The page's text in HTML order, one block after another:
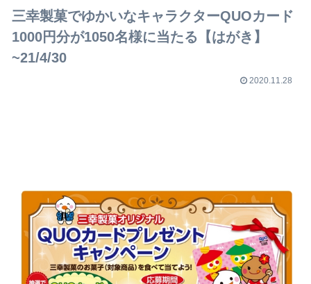
三幸製菓でゆかいなキャラクターQUOカード
1000円分が1050名様に当たる【はがき】
~21/4/30
2020.11.28